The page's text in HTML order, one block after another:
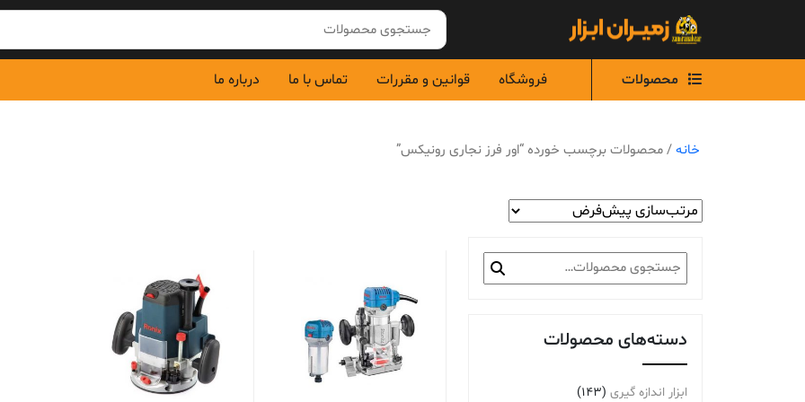
محصولات
فروشگاه قوانین و مقررات تماس با ما درباره ما
خانه/ محصولات برچسب خورده “اور فرز نجاری رونیکس”
جستجو
برای:
دسته‌های محصولات
ابزار اندازه گیری (143)